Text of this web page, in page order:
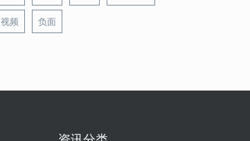
视频 负面